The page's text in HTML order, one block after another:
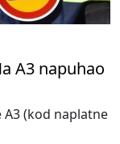
A3 napuhao
(kod naplatne